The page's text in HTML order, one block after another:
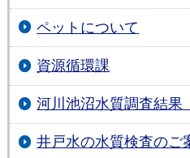
ペットについて
資源循環課
河川池沼水質調査結果
井戸水の水質検査のご